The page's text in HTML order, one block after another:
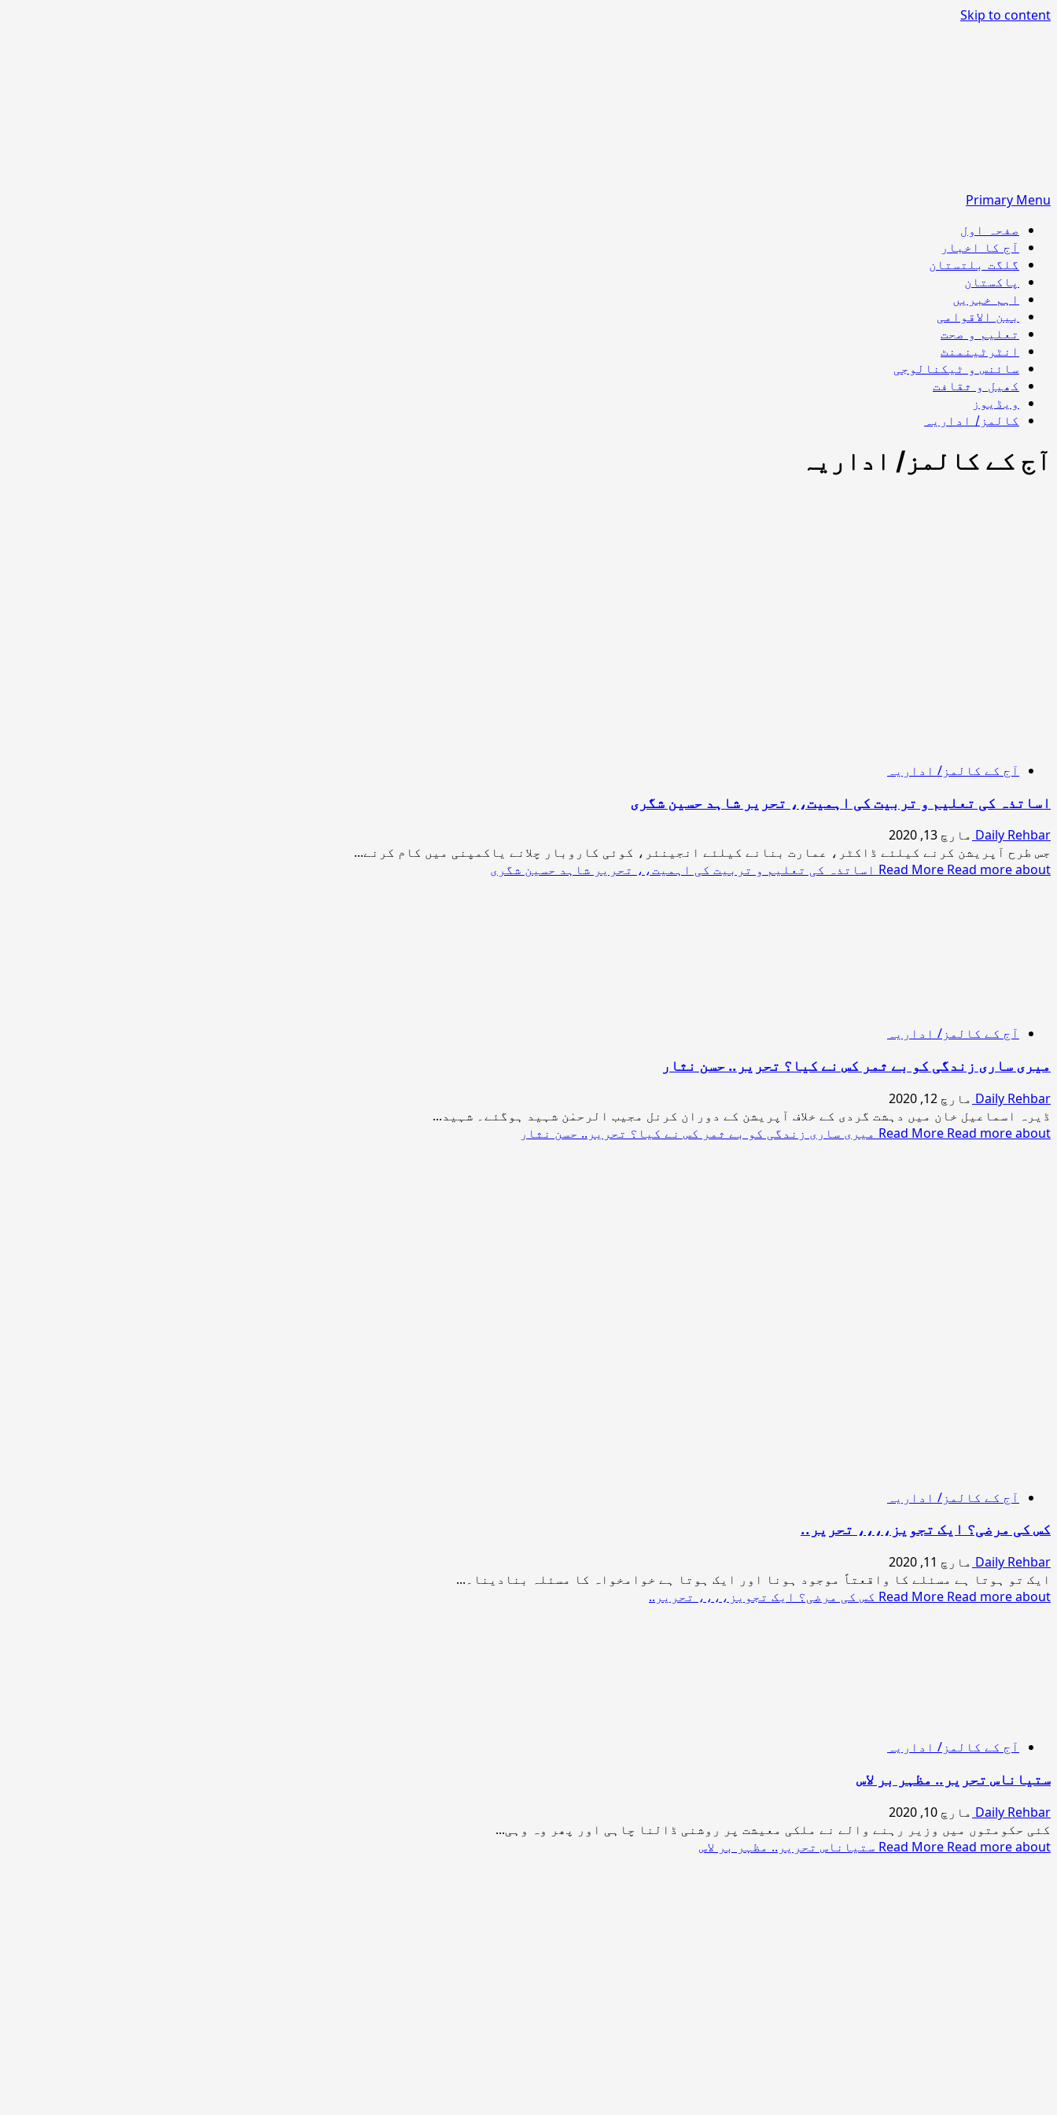
Skip to content
Primary Menu
صفحہ اول
آج کا اخبار
گلگت بلتستان
پاکستان
اہم خبریں
بین الاقوامی
تعلیم و صحت
انٹرٹینمنٹ
سائنس و ٹیکنالوجی
کھیل و ثقافت
ویڈیوز
کالمز/ اداریہ
آج کے کالمز/ اداریہ
آج کے کالمز/ اداریہ
اساتذہ کی تعلیم و تربیت کی اہمیت،، تحریر شاہد حسین شگری
Daily Rehbar مارچ 13, 2020
جس طرح آپریشن کرنے کیلئے ڈاکٹر، عمارت بنانے کیلئے انجینئر، کوئی کاروبار چلانے یاکمپنی میں کام کرنے...
Read More Read more about اساتذہ کی تعلیم و تربیت کی اہمیت،، تحریر شاہد حسین شگری
آج کے کالمز/ اداریہ
میری ساری زندگی کو بے ثمر کس نے کیا؟ تحریر.. حسن نثار
Daily Rehbar مارچ 12, 2020
ڈیرہ اسماعیل خان میں دہشت گردی کے خلاف آپریشن کے دوران کرنل مجیب الرحمٰن شہید ہوگئے۔ شہید...
Read More Read more about میری ساری زندگی کو بے ثمر کس نے کیا؟ تحریر.. حسن نثار
آج کے کالمز/ اداریہ
کس کی مرضی؟ ایک تجویز،،،، تحریر..
Daily Rehbar مارچ 11, 2020
ایک تو ہوتا ہے مسئلے کا واقعتاً موجود ہونا اور ایک ہوتا ہے خوامخواہ کا مسئلہ بنادینا۔...
Read More Read more about کس کی مرضی؟ ایک تجویز،،،، تحریر..
آج کے کالمز/ اداریہ
ستیاناس تحریر.. مظہر بر لاس
Daily Rehbar مارچ 10, 2020
کئی حکومتوں میں وزیر رہنے والے نے ملکی معیشت پر روشنی ڈالنا چاہی اور پھر وہ وہی...
Read More Read more about ستیاناس تحریر.. مظہر بر لاس